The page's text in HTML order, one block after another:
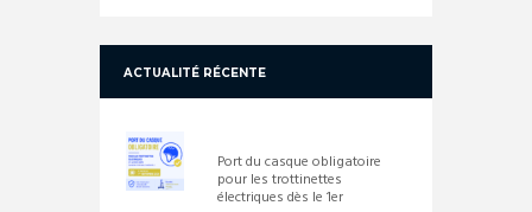
ACTUALITÉ RÉCENTE
Port du casque obligatoire
pour les trottinettes
électriques dès le 1er